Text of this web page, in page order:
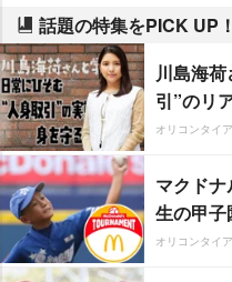
話題の特集をPICK UP！
川島海
引”のリ
オリコンタイ
マクド
生の甲子
オリコンタイ